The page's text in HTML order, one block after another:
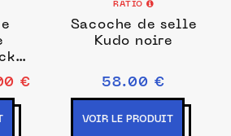
€
RATIO
Sacoche de selle
Kudo noire
58.00 €
VOIR LE PRODUIT